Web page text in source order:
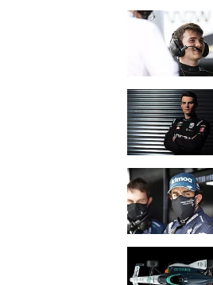
FÓRMULA E
WRC